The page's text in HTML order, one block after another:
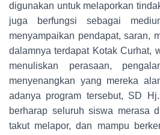
digunakan untuk melaporkan
juga berfungsi sebagai
menyampaikan pendapat, saran,
dalamnya terdapat Kotak Curhat,
menuliskan perasaan,
menyenangkan yang mereka
adanya program tersebut, SD
berharap seluruh siswa merasa
takut melapor, dan mampu